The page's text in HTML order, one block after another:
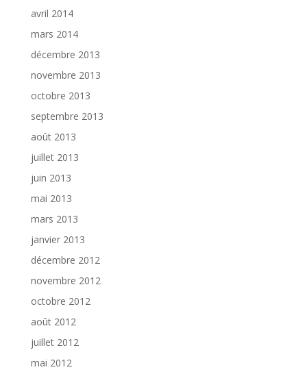
avril 2014
mars 2014
décembre 2013
novembre 2013
octobre 2013
septembre 2013
août 2013
juillet 2013
juin 2013
mai 2013
mars 2013
janvier 2013
décembre 2012
novembre 2012
octobre 2012
août 2012
juillet 2012
mai 2012